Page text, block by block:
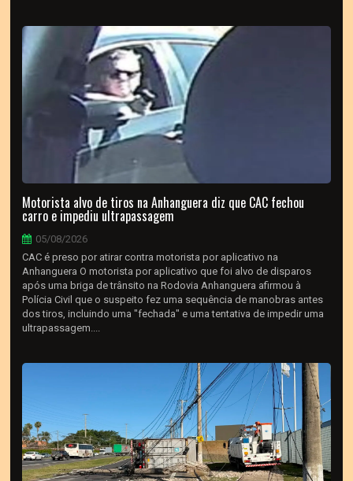
Motorista alvo de tiros na Anhanguera diz que CAC fechou
carro e impediu ultrapassagem
05/08/2026
CAC é preso por atirar contra motorista por aplicativo na
Anhanguera O motorista por aplicativo que foi alvo de disparos
após uma briga de trânsito na Rodovia Anhanguera afirmou à
Polícia Civil que o suspeito fez uma sequência de manobras antes
dos tiros, incluindo uma "fechada" e uma tentativa de impedir uma
ultrapassagem....